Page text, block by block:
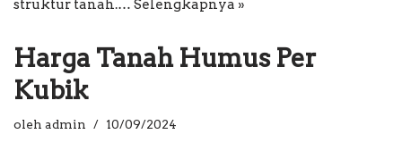
struktur tanah.… Selengkapnya »
Harga Tanah Humus Per
Kubik
oleh admin 10/09/2024